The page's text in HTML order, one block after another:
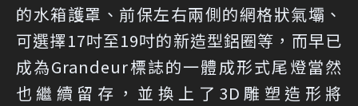
的水箱護罩、前保左右兩側的網格狀氣壩、
可選擇17吋至19吋的新造型鋁圈等，而早已
成為Grandeur標誌的一體成形式尾燈當然
也繼續留存，並換上了3D雕塑造形將